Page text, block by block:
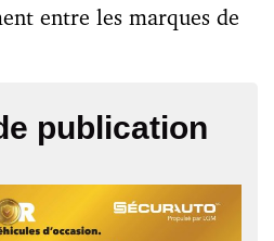
entre les marques de
publication